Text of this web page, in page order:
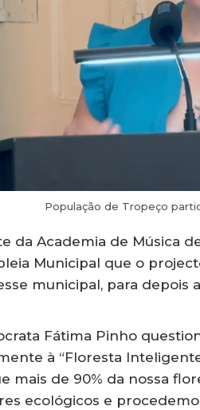
População de Tropeço
da Academia de Música
Municipal que o
municipal, para depois
Fátima Pinho
à “Floresta
mais de 90% da nossa
ecológicos e